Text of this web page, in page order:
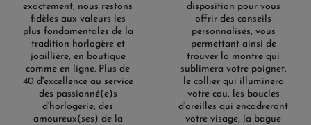
exactement, nous restons
fidèles aux valeurs les
plus fondamentales de la
tradition horlogère et
joaillière, en boutique
comme en ligne. Plus de
40 d'excellence au service
des passionné(e)s
d'horlogerie, des
amoureux(ses) de la
disposition pour vous
offrir des conseils
personnalisés, vous
permettant ainsi de
trouver la montre qui
sublimera votre poignet,
le collier qui illuminera
votre cou, les boucles
d'oreilles qui encadreront
votre visage, la bague